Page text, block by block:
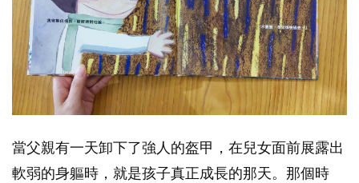
當父親有一天卸下了強人的盔甲，在兒女面前展露出
軟弱的身軀時，就是孩子真正成長的那天。那個時